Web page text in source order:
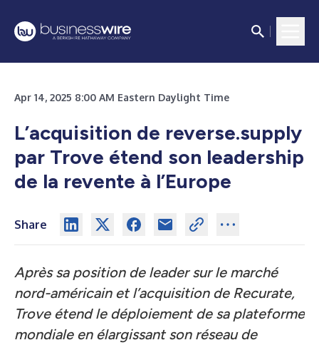
Apr 14, 2025 8:00 AM Eastern Daylight Time
L’acquisition de reverse.supply
par Trove étend son leadership
de la revente à l’Europe
Share
Après sa position de leader sur le marché
nord-américain et l’acquisition de Recurate,
Trove étend le déploiement de sa plateforme
mondiale en élargissant son réseau de